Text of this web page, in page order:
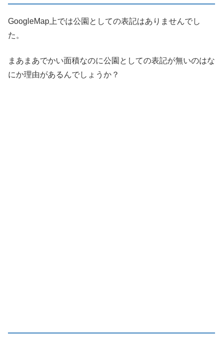
GoogleMap上では公園としての表記はありませんでし
た。
まあまあでかい面積なのに公園としての表記が無いのはな
にか理由があるんでしょうか？